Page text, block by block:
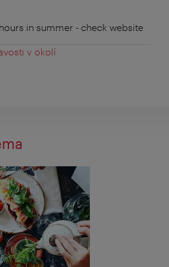
in summer - check website
v okolí